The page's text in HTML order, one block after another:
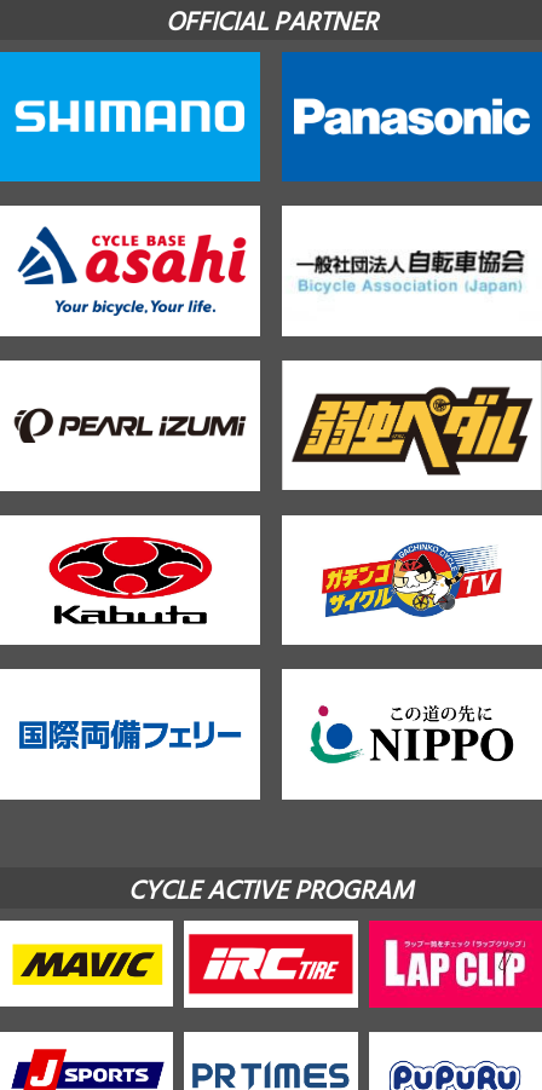
OFFICIAL PARTNER
CYCLE ACTIVE PROGRAM